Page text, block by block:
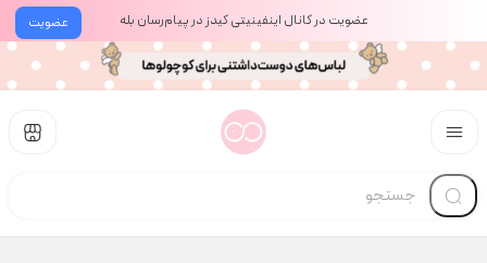
عضویت عضویت در کانال اینفینیتی کیدز در پیام‌رسان بله